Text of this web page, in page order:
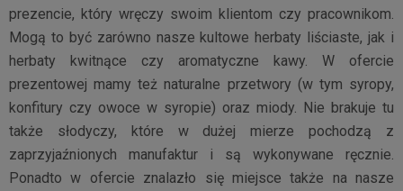
prezencie, który wręczy swoim klientom czy pracownikom.
Mogą to być zarówno nasze kultowe herbaty liściaste, jak i
herbaty kwitnące czy aromatyczne kawy. W ofercie
prezentowej mamy też naturalne przetwory (w tym syropy,
konfitury czy owoce w syropie) oraz miody. Nie brakuje tu
także słodyczy, które w dużej mierze pochodzą z
zaprzyjaźnionych manufaktur i są wykonywane ręcznie.
Ponadto w ofercie znalazło się miejsce także na nasze